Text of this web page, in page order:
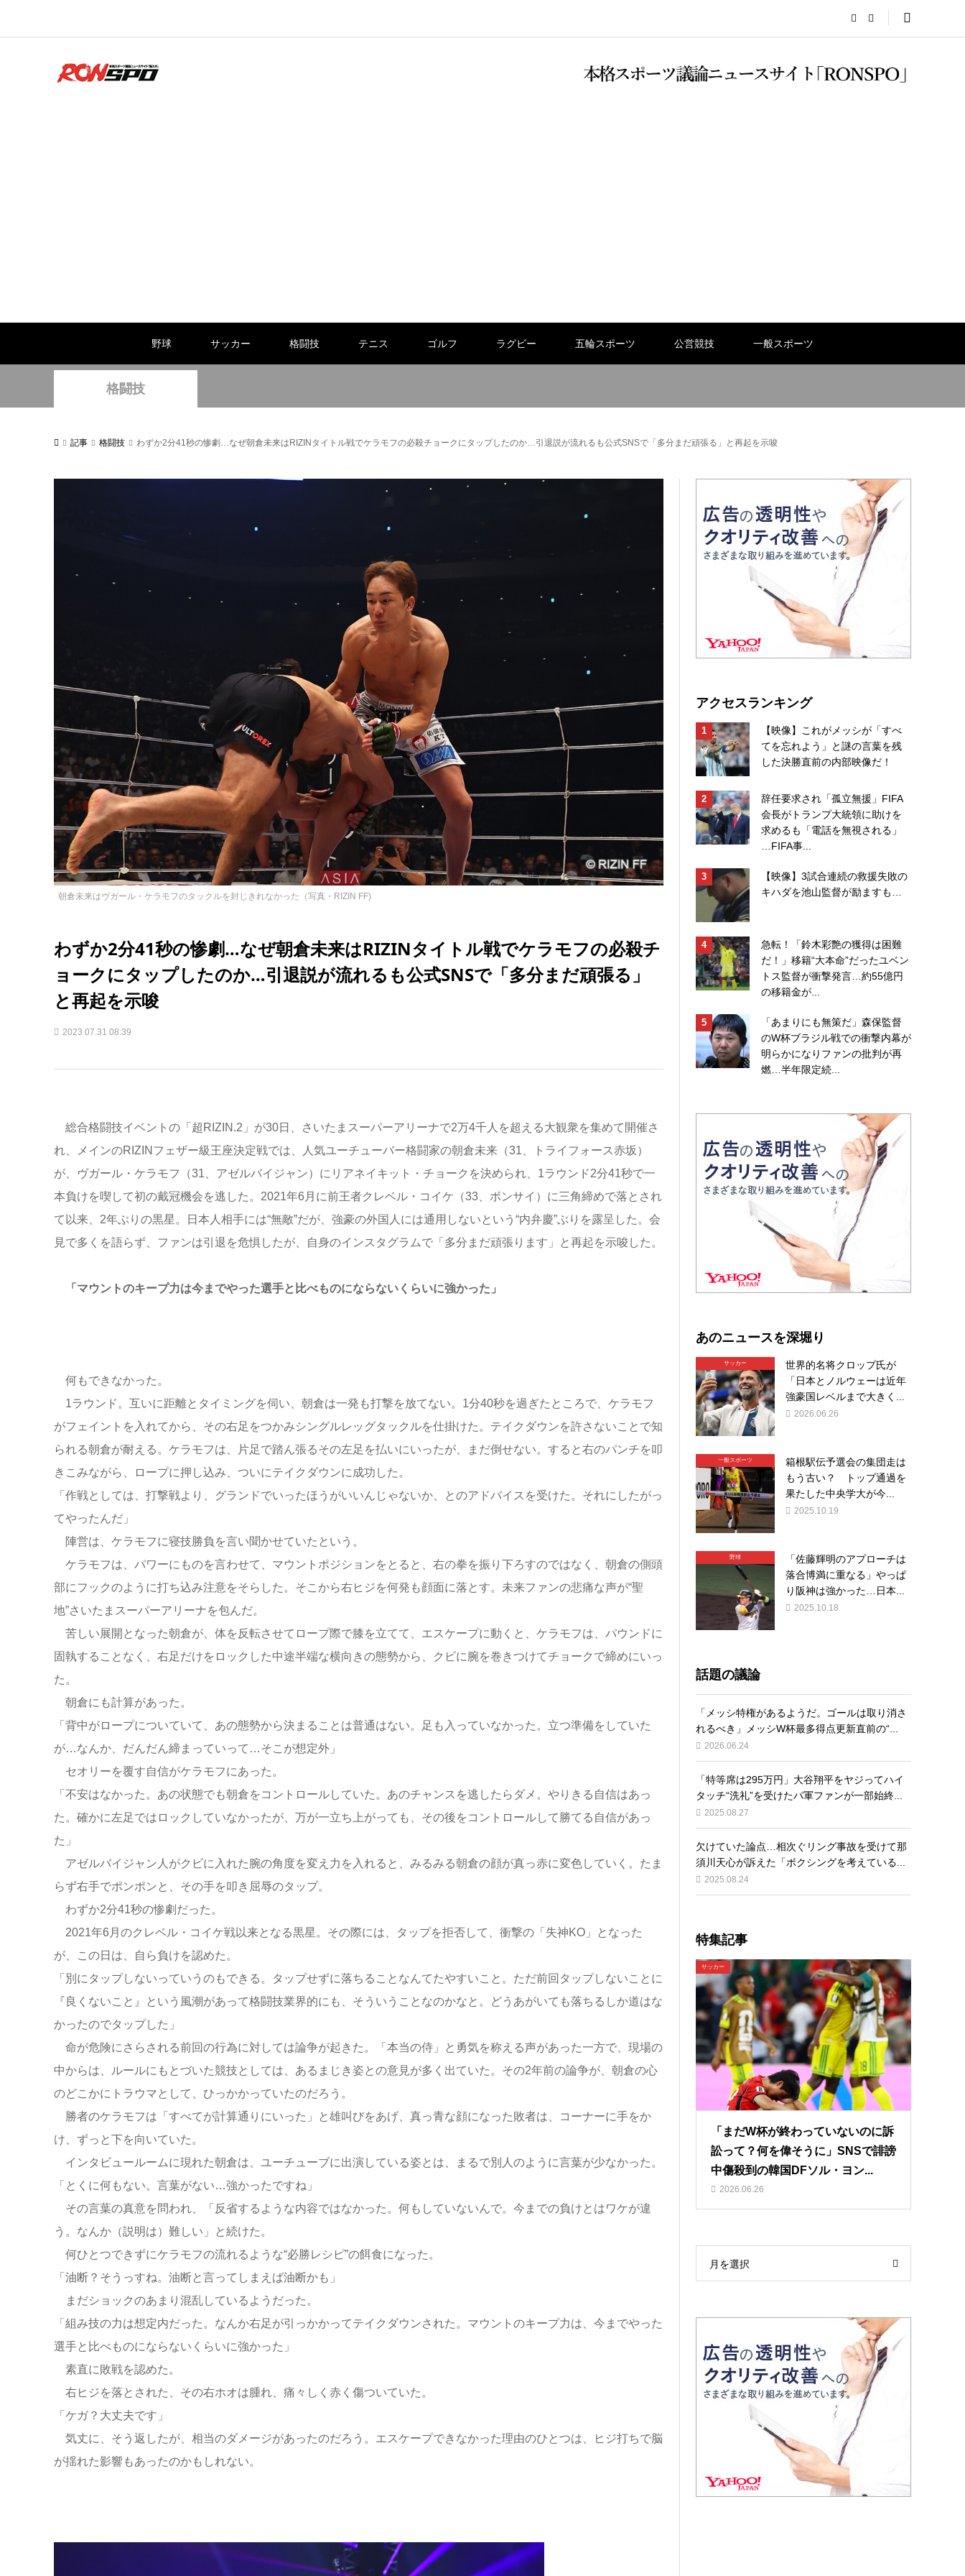
野球 サッカー 格闘技 テニス ゴルフ ラグビー 五輪スポーツ 公営競技 一般スポーツ
格闘技
記事 格闘技 わずか2分41秒の惨劇…なぜ朝倉未来はRIZINタイトル戦でケラモフの必殺チョークにタップしたのか…引退説が流れるも公式SNSで「多分まだ頑張る」と再起を示唆
朝倉未来はヴガール・ケラモフのタックルを封じきれなかった（写真・RIZIN FF)
わずか2分41秒の惨劇…なぜ朝倉未来はRIZINタイトル戦でケラモフの必殺チ
ョークにタップしたのか…引退説が流れるも公式SNSで「多分まだ頑張る」
と再起を示唆
2023.07.31 08:39
総合格闘技イベントの「超RIZIN.2」が30日、さいたまスーパーアリーナで2万4千人を超える大観衆を集めて開催さ
れ、メインのRIZINフェザー級王座決定戦では、人気ユーチューバー格闘家の朝倉未来（31、トライフォース赤坂）
が、ヴガール・ケラモフ（31、アゼルバイジャン）にリアネイキット・チョークを決められ、1ラウンド2分41秒で一
本負けを喫して初の戴冠機会を逃した。2021年6月に前王者クレベル・コイケ（33、ボンサイ）に三角締めで落とされ
て以来、2年ぶりの黒星。日本人相手には“無敵”だが、強豪の外国人には通用しないという“内弁慶”ぶりを露呈した。会
見で多くを語らず、ファンは引退を危惧したが、自身のインスタグラムで「多分まだ頑張ります」と再起を示唆した。
「マウントのキープ力は今までやった選手と比べものにならないくらいに強かった」
何もできなかった。
1ラウンド。互いに距離とタイミングを伺い、朝倉は一発も打撃を放てない。1分40秒を過ぎたところで、ケラモフ
がフェイントを入れてから、その右足をつかみシングルレッグタックルを仕掛けた。テイクダウンを許さないことで知
られる朝倉が耐える。ケラモフは、片足で踏ん張るその左足を払いにいったが、まだ倒せない。すると右のパンチを叩
きこみながら、ロープに押し込み、ついにテイクダウンに成功した。
「作戦としては、打撃戦より、グランドでいったほうがいいんじゃないか、とのアドバイスを受けた。それにしたがっ
てやったんだ」
陣営は、ケラモフに寝技勝負を言い聞かせていたという。
ケラモフは、パワーにものを言わせて、マウントポジションをとると、右の拳を振り下ろすのではなく、朝倉の側頭
部にフックのように打ち込み注意をそらした。そこから右ヒジを何発も顔面に落とす。未来ファンの悲痛な声が“聖
地”さいたまスーパーアリーナを包んだ。
苦しい展開となった朝倉が、体を反転させてロープ際で膝を立てて、エスケープに動くと、ケラモフは、パウンドに
固執することなく、右足だけをロックした中途半端な横向きの態勢から、クビに腕を巻きつけてチョークで締めにいっ
た。
朝倉にも計算があった。
「背中がロープについていて、あの態勢から決まることは普通はない。足も入っていなかった。立つ準備をしていた
が…なんか、だんだん締まっていって…そこが想定外」
セオリーを覆す自信がケラモフにあった。
「不安はなかった。あの状態でも朝倉をコントロールしていた。あのチャンスを逃したらダメ。やりきる自信はあっ
た。確かに左足ではロックしていなかったが、万が一立ち上がっても、その後をコントロールして勝てる自信があっ
た」
アゼルバイジャン人がクビに入れた腕の角度を変え力を入れると、みるみる朝倉の顔が真っ赤に変色していく。たま
らず右手でポンポンと、その手を叩き屈辱のタップ。
わずか2分41秒の惨劇だった。
2021年6月のクレベル・コイケ戦以来となる黒星。その際には、タップを拒否して、衝撃の「失神KO」となった
が、この日は、自ら負けを認めた。
「別にタップしないっていうのもできる。タップせずに落ちることなんてたやすいこと。ただ前回タップしないことに
『良くないこと』という風潮があって格闘技業界的にも、そういうことなのかなと。どうあがいても落ちるしか道はな
かったのでタップした」
命が危険にさらされる前回の行為に対しては論争が起きた。「本当の侍」と勇気を称える声があった一方で、現場の
中からは、ルールにもとづいた競技としては、あるまじき姿との意見が多く出ていた。その2年前の論争が、朝倉の心
のどこかにトラウマとして、ひっかかっていたのだろう。
勝者のケラモフは「すべてが計算通りにいった」と雄叫びをあげ、真っ青な顔になった敗者は、コーナーに手をか
け、ずっと下を向いていた。
インタビュールームに現れた朝倉は、ユーチューブに出演している姿とは、まるで別人のように言葉が少なかった。
「とくに何もない。言葉がない…強かったですね」
その言葉の真意を問われ、「反省するような内容ではなかった。何もしていないんで。今までの負けとはワケが違
う。なんか（説明は）難しい」と続けた。
何ひとつできずにケラモフの流れるような“必勝レシピ”の餌食になった。
「油断？そうっすね。油断と言ってしまえば油断かも」
まだショックのあまり混乱しているようだった。
「組み技の力は想定内だった。なんか右足が引っかかってテイクダウンされた。マウントのキープ力は、今までやった
選手と比べものにならないくらいに強かった」
素直に敗戦を認めた。
右ヒジを落とされた、その右ホオは腫れ、痛々しく赤く傷ついていた。
「ケガ？大丈夫です」
気丈に、そう返したが、相当のダメージがあったのだろう。エスケープできなかった理由のひとつは、ヒジ打ちで脳
が揺れた影響もあったのかもしれない。
アクセスランキング
【映像】これがメッシが「すべ
てを忘れよう」と謎の言葉を残
した決勝直前の内部映像だ！
辞任要求され「孤立無援」FIFA
会長がトランプ大統領に助けを
求めるも「電話を無視される」
…FIFA事...
【映像】3試合連続の救援失敗の
キハダを池山監督が励ますも…
急転！「鈴木彩艶の獲得は困難
だ！」移籍“大本命”だったユベン
トス監督が衝撃発言…約55億円
の移籍金が...
「あまりにも無策だ」森保監督
のW杯ブラジル戦での衝撃内幕が
明らかになりファンの批判が再
燃…半年限定続...
あのニュースを深堀り
サッカー
世界的名将クロップ氏が
「日本とノルウェーは近年
強豪国レベルまで大きく...
2026.06.26
一般スポーツ
箱根駅伝予選会の集団走は
もう古い？ トップ通過を
果たした中央学大が今...
2025.10.19
野球
「佐藤輝明のアプローチは
落合博満に重なる」やっぱ
り阪神は強かった…日本...
2025.10.18
話題の議論
「メッシ特権があるようだ。ゴールは取り消さ
れるべき」メッシW杯最多得点更新直前の“...
2026.06.24
「特等席は295万円」大谷翔平をヤジってハイ
タッチ“洗礼”を受けたパ軍ファンが一部始終...
2025.08.27
欠けていた論点…相次ぐリング事故を受けて那
須川天心が訴えた「ボクシングを考えている...
2025.08.24
特集記事
サッカー
「まだW杯が終わっていないのに訴
訟って？何を偉そうに」SNSで誹謗
中傷殺到の韓国DFソル・ヨン...
2026.06.26
月を選択